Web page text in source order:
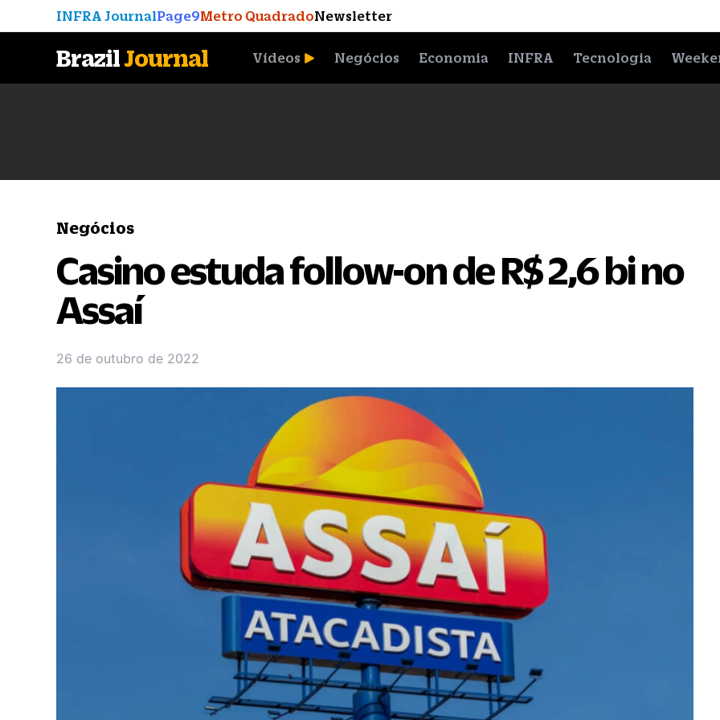
INFRA JournalPage9Metro QuadradoNewsletter
BrazilJournal Vídeos Negócios Economia INFRA Tecnologia
Negócios
Casino estuda follow-on de R$ 2,6 bi no
Assaí
26 de outubro de 2022